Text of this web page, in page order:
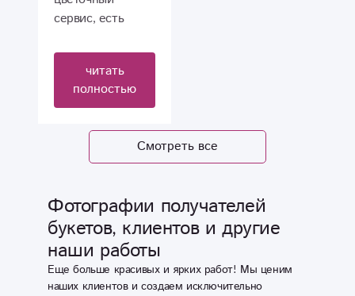
качество сборки
благоприятную
цену! Лично для
меня - это
лучший
цветочный салон
в нашем городе!
Спасибо Вам
сервис, есть
удобно, спасибо
Вам! Всем
рекомендую.
читать
полностью
Смотреть все
Фотографии получателей
букетов, клиентов и другие
наши работы
Еще больше красивых и ярких работ! Мы ценим
наших клиентов и создаем исключительно